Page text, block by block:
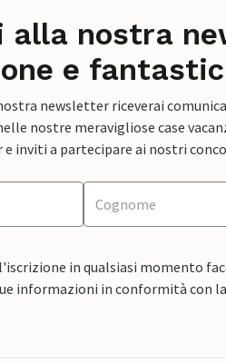
alla nostra
e
newsletter riceverai
nostre meravigliose case
inviti a partecipare ai nostri
in qualsiasi momento
informazioni in conformità con